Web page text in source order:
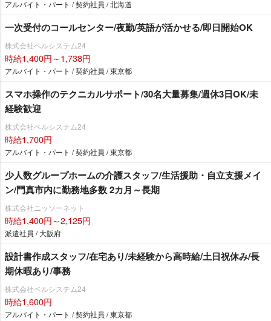
アルバイト・パート / 契約社員 / 北海道
一次受付のコールセンター/夜勤/英語が活かせる/即日開始OK
株式会社ベルシステム24
時給1,400円～1,738円
アルバイト・パート / 契約社員 / 東京都
スマホ操作のテクニカルサポート/30名大量募集/週休3日OK/未
経験歓迎
株式会社ベルシステム24
時給1,700円
アルバイト・パート / 契約社員 / 東京都
少人数グループホームの介護スタッフ/生活援助・自立支援メイ
ン/門真市内に勤務地多数 2カ月～長期
株式会社ニッソーネット
時給1,400円～2,125円
派遣社員 / 大阪府
設計書作成スタッフ/在宅あり/未経験から高時給/土日祝休み/長
期休暇あり/事務
株式会社ベルシステム24
時給1,600円
アルバイト・パート / 契約社員 / 東京都